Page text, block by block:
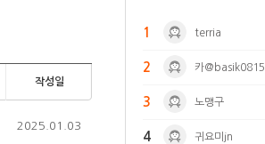
작성일
2025.01.03
1 terria
2 카@basik0815
3 노맹구
4 귀요미jn